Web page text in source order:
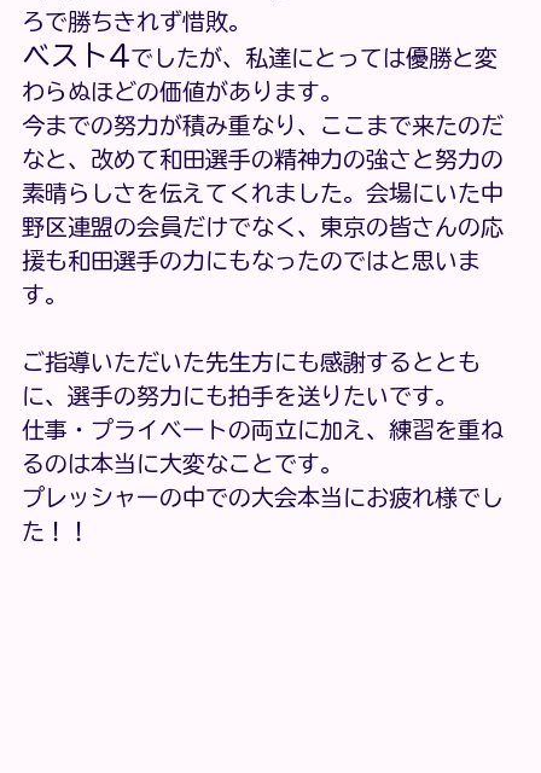
ろで勝ちきれず惜敗。
ベスト4でしたが、私達にとっては優勝と変
わらぬほどの価値があります。
今までの努力が積み重なり、ここまで来たのだ
なと、改めて和田選手の精神力の強さと努力の
素晴らしさを伝えてくれました。会場にいた中
野区連盟の会員だけでなく、東京の皆さんの応
援も和田選手の力にもなったのではと思いま
す。
ご指導いただいた先生方にも感謝するととも
に、選手の努力にも拍手を送りたいです。
仕事・プライベートの両立に加え、練習を重ね
るのは本当に大変なことです。
プレッシャーの中での大会本当にお疲れ様でし
た！！